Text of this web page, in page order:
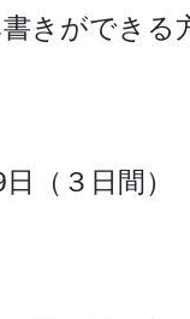
きができる
（３日間）